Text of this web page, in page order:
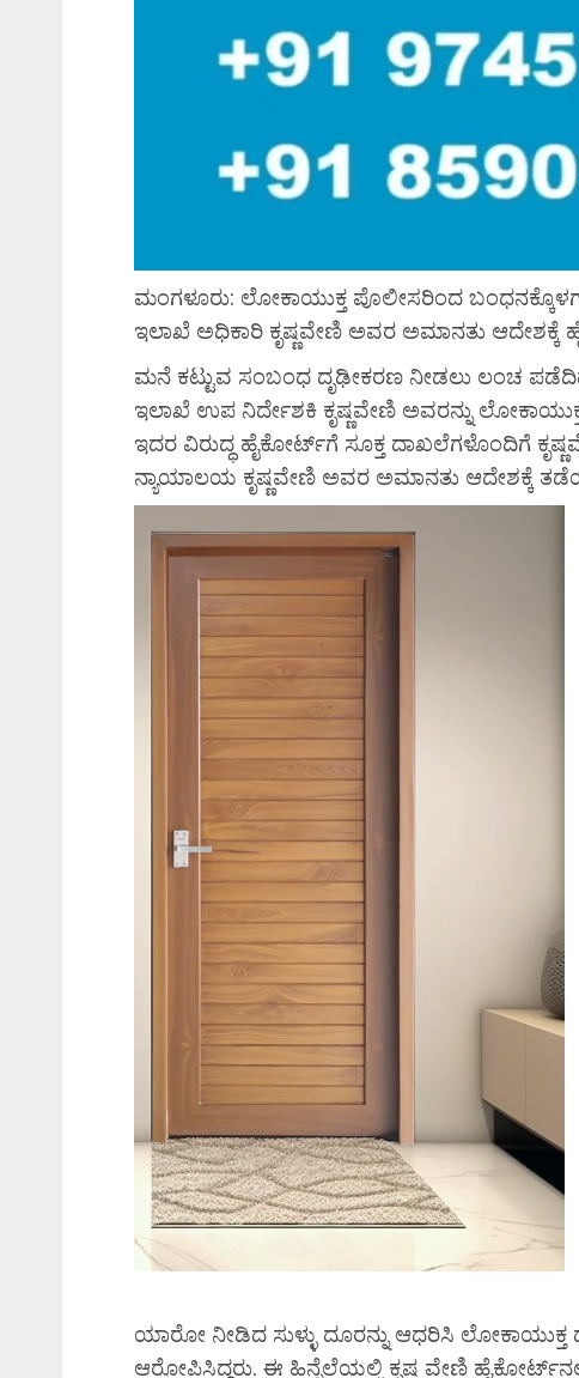
ಮಂಗಳೂರು: ಲೋಕಾಯುಕ್ತ ಪೊಲೀಸರಿಂದ
ಇಲಾಖೆ ಅಧಿಕಾರಿ ಕೃಷ್ಣವೇಣಿ ಅವರ ಅಮಾನತು
ಮನೆ ಕಟ್ಟುವ ಸಂಬಂಧ ದೃಢೀಕರಣ ನೀಡಲು ಲಂಚ
ಇಲಾಖೆ ಉಪ ನಿರ್ದೇಶಕಿ ಕೃಷ್ಣವೇಣಿ ಅವರನ್ನು
ಇದರ ವಿರುದ್ಧ ಹೈಕೋರ್ಟ್‌ಗೆ ಸೂಕ್ತ ದಾಖಲೆಗಳೊಂದಿಗೆ
ನ್ಯಾಯಾಲಯ ಕೃಷ್ಣವೇಣಿ ಅವರ ಅಮಾನತು ಆದೇಶಕ್ಕೆ
ಯಾರೋ ನೀಡಿದ ಸುಳ್ಳು ದೂರನ್ನು ಆಧರಿಸಿ ಲೋಕಾಯುಕ್ತ
ಆರೋಪಿಸಿದ್ದರು. ಈ ಹಿನ್ನೆಲೆಯಲ್ಲಿ ಕೃಷ್ಣ ವೇಣಿ